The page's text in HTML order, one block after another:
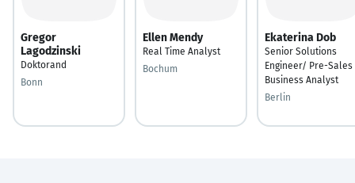
Gregor
Lagodzinski
Doktorand
Bonn
Ellen Mendy
Real Time Analyst
Bochum
Ekaterina Dob
Senior Solutions
Engineer/ Pre-Sales
Business Analyst
Berlin